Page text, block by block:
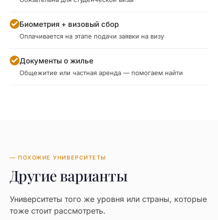
Биометрия + визовый сбор
Оплачивается на этапе подачи заявки на визу
Документы о жилье
Общежитие или частная аренда — помогаем найти
— ПОХОЖИЕ УНИВЕРСИТЕТЫ
Другие варианты
Университеты того же уровня или страны, которые
тоже стоит рассмотреть.